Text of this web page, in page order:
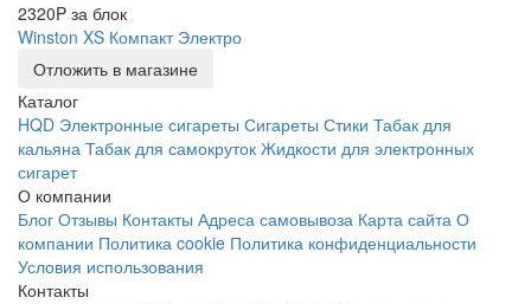
2320P за блок
Winston XS Компакт Электро
Отложить в магазине
Каталог
HQD Электронные сигареты Сигареты Стики Табак для
кальяна Табак для самокруток Жидкости для электронных
сигарет
О компании
Блог Отзывы Контакты Адреса самовывоза Карта сайта О
компании Политика cookie Политика конфиденциальности
Условия использования
Контакты